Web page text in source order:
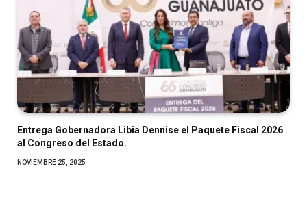
Entrega Gobernadora Libia Dennise el Paquete Fiscal 2026
al Congreso del Estado.
NOVIEMBRE 25, 2025